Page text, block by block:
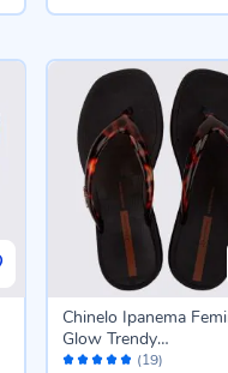
Avaliação: (19)
Chinelo Ipanema
Glow Trendy
Preto/Tartaruga/